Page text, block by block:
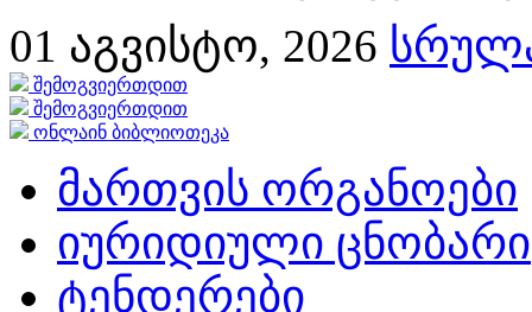
01 აგვისტო, 2026
შემოგვიერთდით
შემოგვიერთდით
ონლაინ ბიბლიოთეკა
მართვის ორგანოები
იურიდიული ცნობარი
ტენდერები